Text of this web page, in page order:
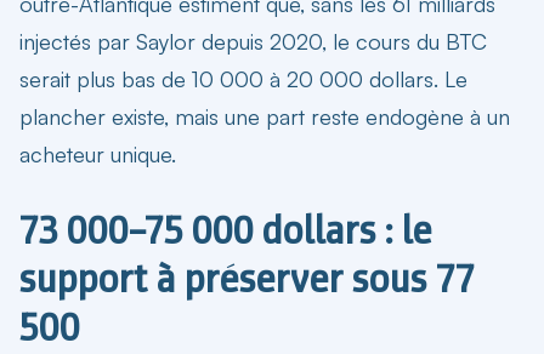
injectés par Saylor depuis 2020, le cours du BTC
serait plus bas de 10 000 à 20 000 dollars. Le
plancher existe, mais une part reste endogène à un
acheteur unique.
73 000–75 000 dollars : le
support à préserver sous 77
500